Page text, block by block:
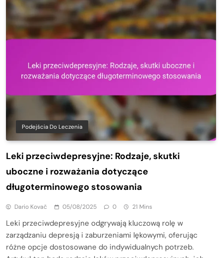
Podejścia Do Leczenia
Leki przeciwdepresyjne: Rodzaje, skutki
uboczne i rozważania dotyczące
długoterminowego stosowania
Dario Kovač 05/08/2025 0 21 Mins
Leki przeciwdepresyjne odgrywają kluczową rolę w
zarządzaniu depresją i zaburzeniami lękowymi, oferując
różne opcje dostosowane do indywidualnych potrzeb.